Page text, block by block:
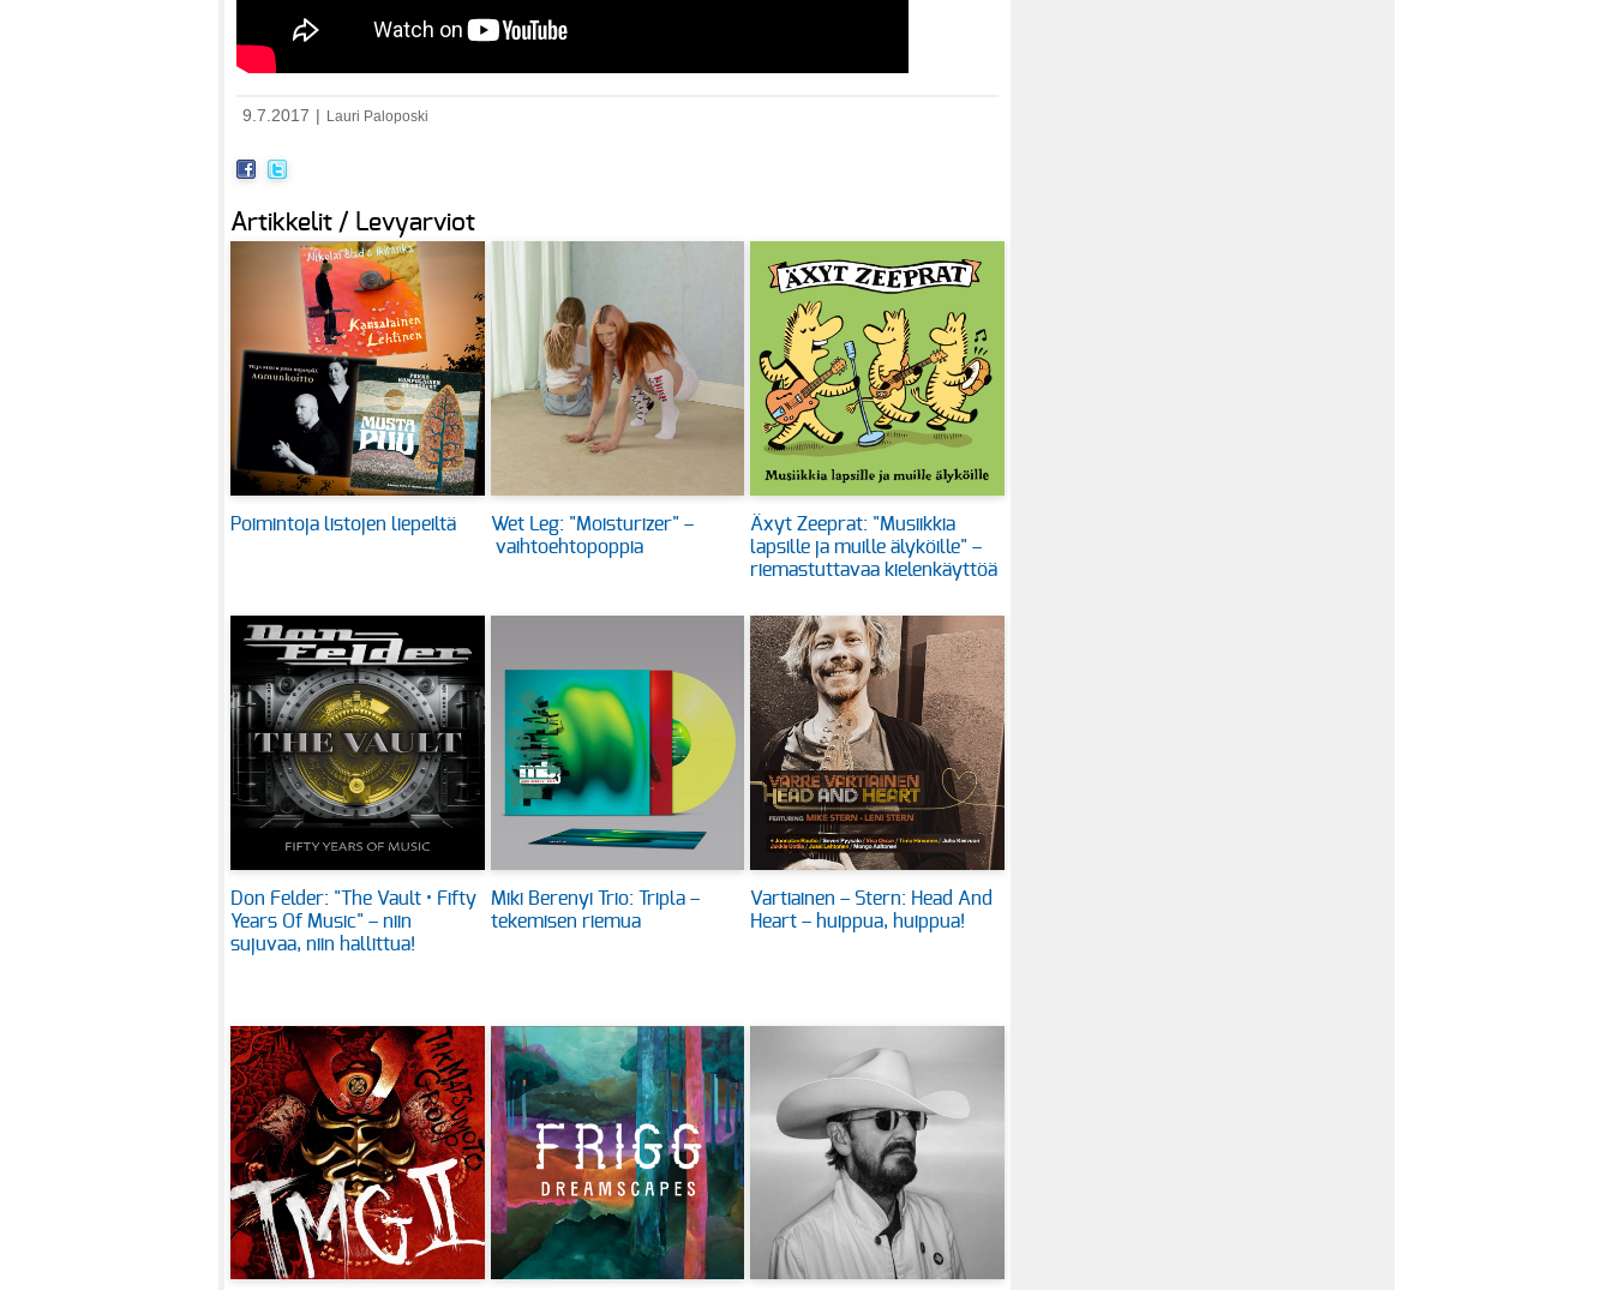
9.7.2017 Lauri Paloposki
Artikkelit / Levyarviot
Poimintoja listojen liepeiltä
Wet Leg: "Moisturizer" –
vaihtoehtopoppia
Äxyt Zeeprat: "Musiikkia
lapsille ja muille älyköille" –
riemastuttavaa kielenkäyttöä
Don Felder: "The Vault • Fifty
Years Of Music" – niin
sujuvaa, niin hallittua!
Miki Berenyi Trio: Tripla –
tekemisen riemua
Vartiainen – Stern: Head And
Heart – huippua, huippua!